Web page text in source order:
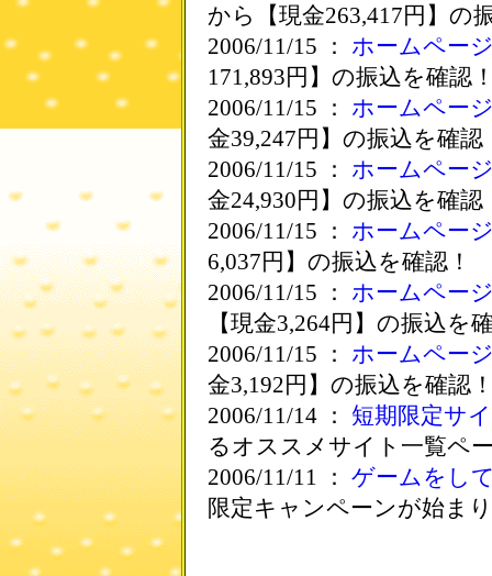
から【現金263,417円】の
2006/11/15 ： ホームペー
171,893円】の振込を確認
2006/11/15 ： ホームペー
金39,247円】の振込を確認
2006/11/15 ： ホームペー
金24,930円】の振込を確認
2006/11/15 ： ホームペー
6,037円】の振込を確認！
2006/11/15 ： ホームペー
【現金3,264円】の振込を
2006/11/15 ： ホームペー
金3,192円】の振込を確認
2006/11/14 ： 短期限定サ
るオススメサイト一覧ペ
2006/11/11 ： ゲームをし
限定キャンペーンが始ま